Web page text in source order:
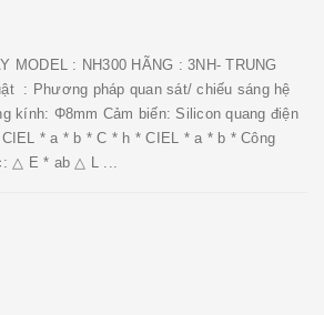
MODEL : NH300 HÃNG : 3NH- TRUNG
: Phương pháp quan sát/ chiếu sáng hệ
kính: Φ8mm Cảm biến: Silicon quang điện
* a * b * C * h * CIEL * a * b * Công
△ E * ab △ L ...